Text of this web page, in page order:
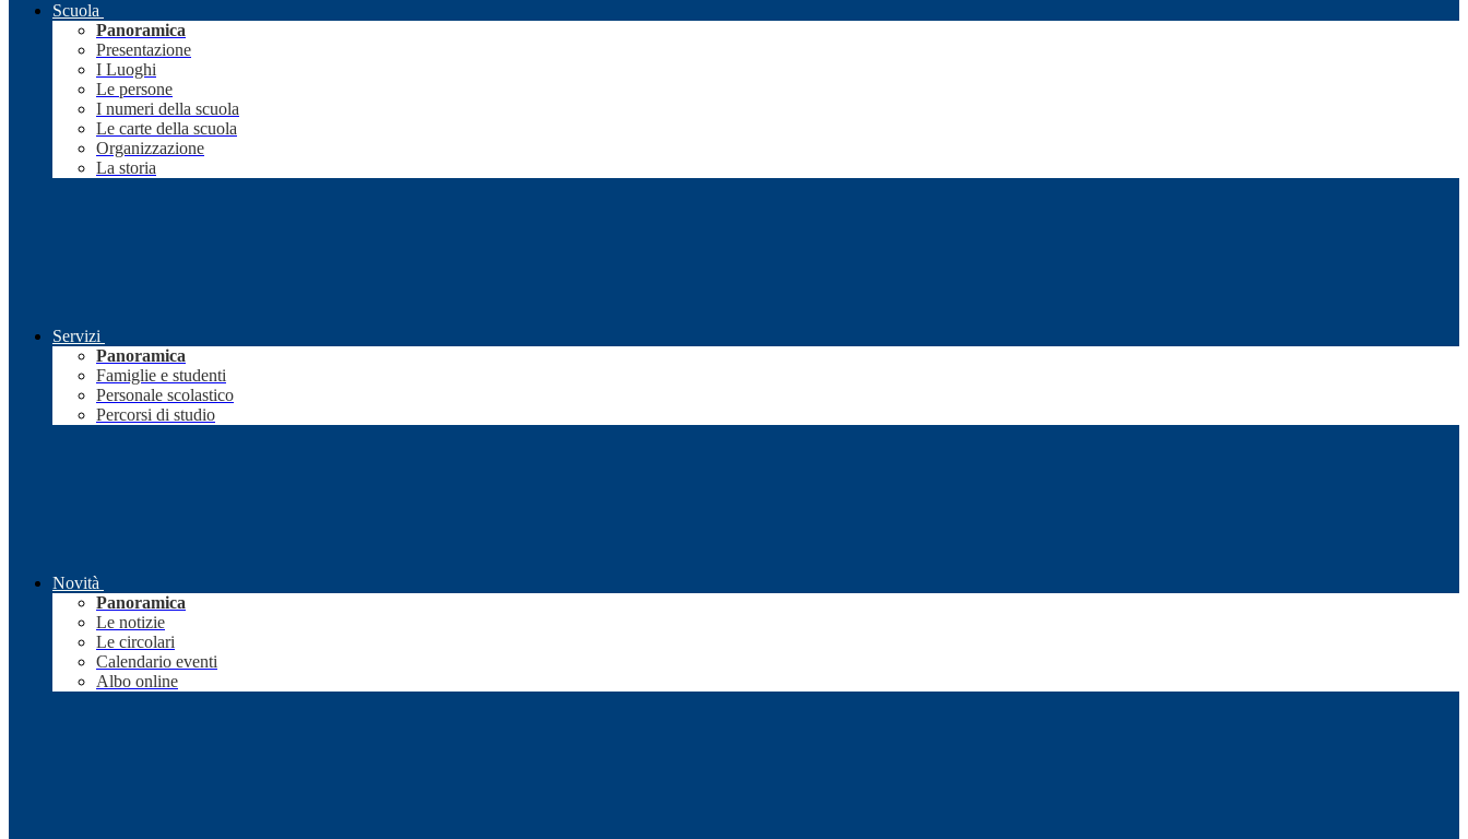
Scuola
Panoramica
Presentazione
I Luoghi
Le persone
I numeri della scuola
Le carte della scuola
Organizzazione
La storia
Servizi
Panoramica
Famiglie e studenti
Personale scolastico
Percorsi di studio
Novità
Panoramica
Le notizie
Le circolari
Calendario eventi
Albo online